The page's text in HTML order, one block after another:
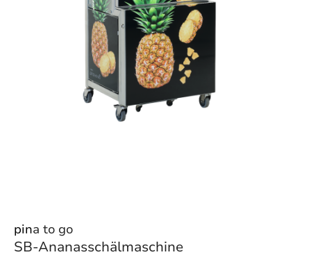
pina to go
SB-Ananasschälmaschine